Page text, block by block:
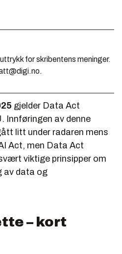
for skribentens meninger.
gjelder Data Act
Innføringen av denne
litt under radaren mens
Act, men Data Act
viktige prinsipper om
av data og
– kort